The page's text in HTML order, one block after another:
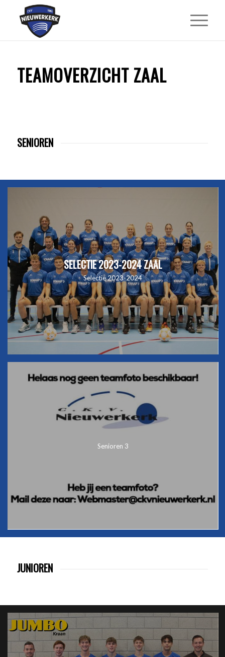
TEAMOVERZICHT ZAAL
SENIOREN
SELECTIE 2023-2024 ZAAL
Selectie 2023-2024
Senioren 3
JUNIOREN